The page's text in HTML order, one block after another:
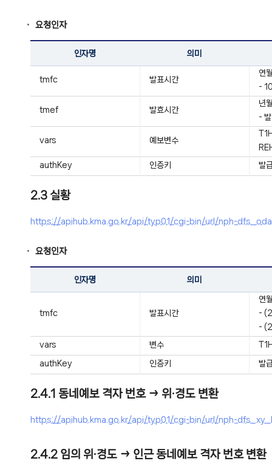
요청인자
인자명 의미
tmfc 발표시간
연
-
tmef 발효시간
년
-
vars 예보변수
authKey 인증키 발
2.3 실황
https://apihub.kma.go.kr/api/typ01/cgi-bin/url/nph-
요청인자
인자명 의미
tmfc 발표시간
연
-
-
vars 변수
authKey 인증키 발
2.4.1 동네예보 격자 번호 → 위·경도 변환
https://apihub.kma.go.kr/api/typ01/cgi-bin/url/nph-
2.4.2 임의 위·경도 → 인근 동네예보 격자 번호 변환